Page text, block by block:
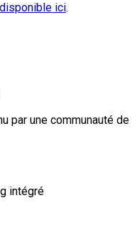
disponible ici.
par une communauté de
intégré